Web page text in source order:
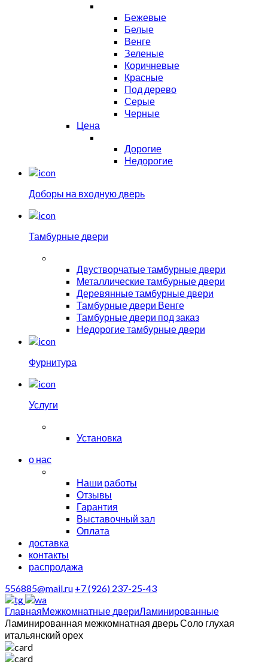
Бежевые
Белые
Венге
Зеленые
Коричневые
Красные
Под дерево
Серые
Черные
Цена
Дорогие
Недорогие
Доборы на входную дверь
Тамбурные двери
Двустворчатые тамбурные двери
Металлические тамбурные двери
Деревянные тамбурные двери
Тамбурные двери Венге
Тамбурные двери под заказ
Недорогие тамбурные двери
Фурнитура
Услуги
Установка
о нас
Наши работы
Отзывы
Гарантия
Выставочный зал
Оплата
доставка
контакты
распродажа
556885@mail.ru +7 (926) 237-25-43
ГлавнаяМежкомнатные двериЛаминированные
Ламинированная межкомнатная дверь Соло глухая
итальянский орех